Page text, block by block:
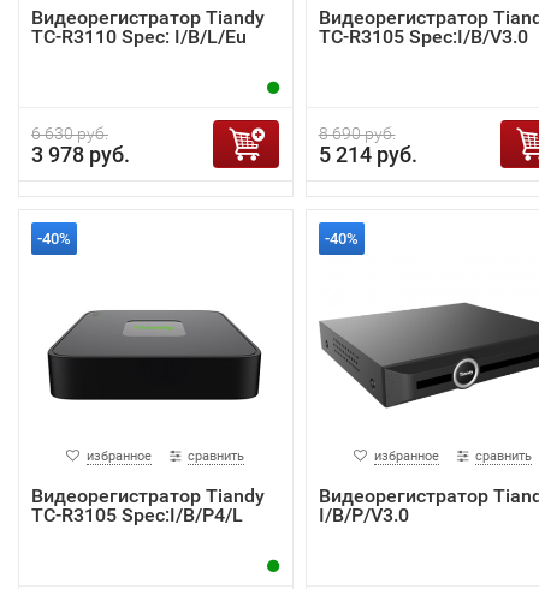
Видеорегистратор Tiandy
TC-R3110 Spec: I/B/L/Eu
6 630 руб.
3 978 руб.
Видеорегистратор
TC-R3105 Spec:I/B/V3.0
8 690 руб.
5 214 руб.
-40%
избранное сравнить
Видеорегистратор Tiandy
TC-R3105 Spec:I/B/P4/L
-40%
избранное сравнить
Видеорегистратор
I/B/P/V3.0